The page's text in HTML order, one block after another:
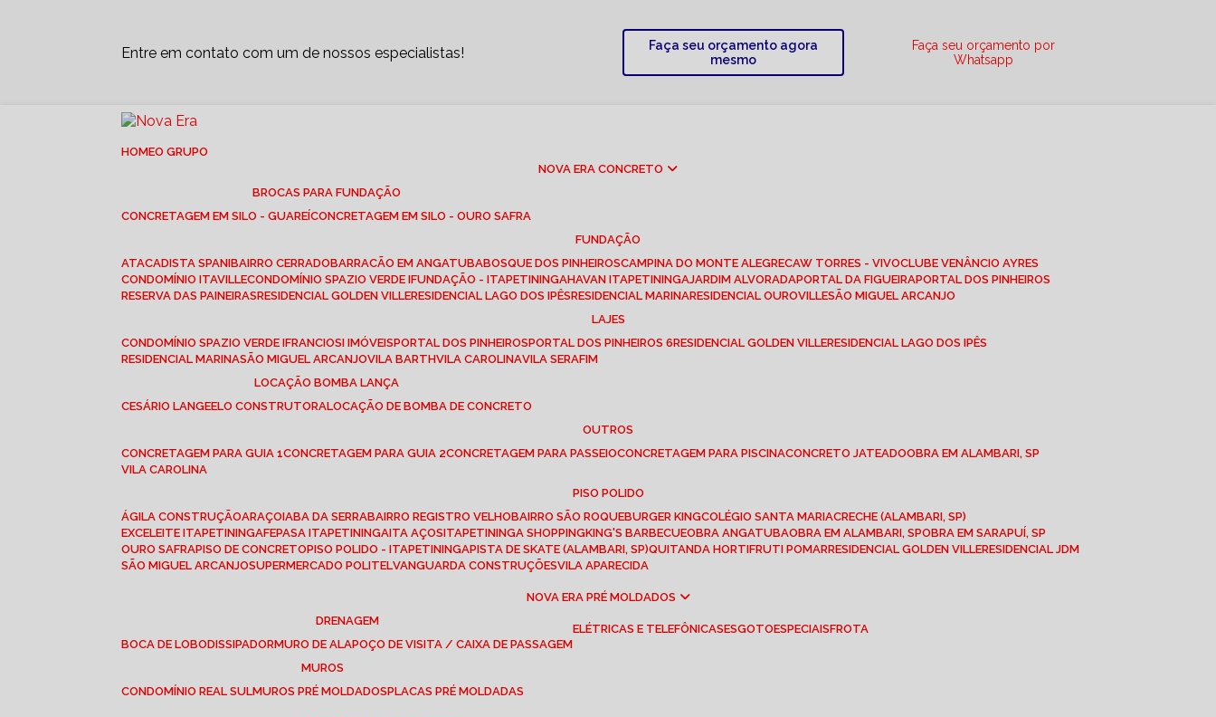
Entre em contato com um de nossos especialistas!
Faça seu orçamento agora
mesmo
Faça seu orçamento por
Whatsapp
HOME
O GRUPO
NOVA ERA CONCRETO
BROCAS PARA FUNDAÇÃO
CONCRETAGEM EM SILO - GUAREÍ CONCRETAGEM EM SILO - OURO SAFRA
FUNDAÇÃO
ATACADISTA SPANI BAIRRO CERRADO BARRACÃO EM ANGATUBA BOSQUE DOS PINHEIROS CAMPINA DO MONTE ALEGRE CAW TORRES - VIVO CLUBE VENÂNCIO AYRES
CONDOMÍNIO ITAVILLE CONDOMÍNIO SPAZIO VERDE I FUNDAÇÃO - ITAPETININGA HAVAN ITAPETININGA JARDIM ALVORADA PORTAL DA FIGUEIRA PORTAL DOS PINHEIROS
RESERVA DAS PAINEIRAS RESIDENCIAL GOLDEN VILLE RESIDENCIAL LAGO DOS IPÊS RESIDENCIAL MARINA RESIDENCIAL OUROVILLE SÃO MIGUEL ARCANJO
LAJES
CONDOMÍNIO SPAZIO VERDE I FRANCIOSI IMÓVEIS PORTAL DOS PINHEIROS PORTAL DOS PINHEIROS 6 RESIDENCIAL GOLDEN VILLE RESIDENCIAL LAGO DOS IPÊS
RESIDENCIAL MARINA SÃO MIGUEL ARCANJO VILA BARTH VILA CAROLINA VILA SERAFIM
LOCAÇÃO BOMBA LANÇA
CESÁRIO LANGE ELO CONSTRUTORA LOCAÇÃO DE BOMBA DE CONCRETO
OUTROS
CONCRETAGEM PARA GUIA 1 CONCRETAGEM PARA GUIA 2 CONCRETAGEM PARA PASSEIO CONCRETAGEM PARA PISCINA CONCRETO JATEADO
OBRA EM ALAMBARI, SP
VILA CAROLINA
PISO POLIDO
ÁGILA CONSTRUÇÃO ARAÇOIABA DA SERRA BAIRRO REGISTRO VELHO BAIRRO SÃO ROQUE BURGER KING COLÉGIO SANTA MARIA CRECHE (ALAMBARI, SP)
EXCELEITE ITAPETININGA FEPASA ITAPETININGA ITA AÇOS ITAPETININGA SHOPPING KING'S BARBECUE OBRA ANGATUBA OBRA EM ALAMBARI, SP
OBRA EM SARAPUÍ, SP
OURO SAFRA PISO DE CONCRETO PISO POLIDO - ITAPETININGA PISTA DE SKATE (ALAMBARI, SP) QUITANDA HORTIFRUTI POMAR RESIDENCIAL GOLDEN VILLE RESIDENCIAL JDM
SÃO MIGUEL ARCANJO SUPERMERCADO POLITEL VANGUARDA CONSTRUÇÕES VILA APARECIDA
NOVA ERA PRÉ MOLDADOS
DRENAGEM
BOCA DE LOBO DISSIPADOR MURO DE ALA POÇO DE VISITA / CAIXA DE PASSAGEM
ELÉTRICAS E TELEFÔNICAS ESGOTO ESPECIAIS FROTA
MUROS
CONDOMÍNIO REAL SUL
MUROS PRÉ MOLDADOS PLACAS PRÉ MOLDADAS